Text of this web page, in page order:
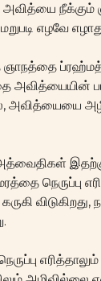
நீக்கும்
எழவே
ஞாநத்தை
அவித்யையின்
அவித்யையை
நெருப்பு